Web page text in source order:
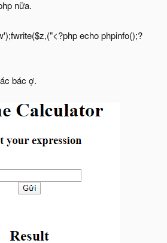
nữa.
echo phpinfo();?
bác ợ.